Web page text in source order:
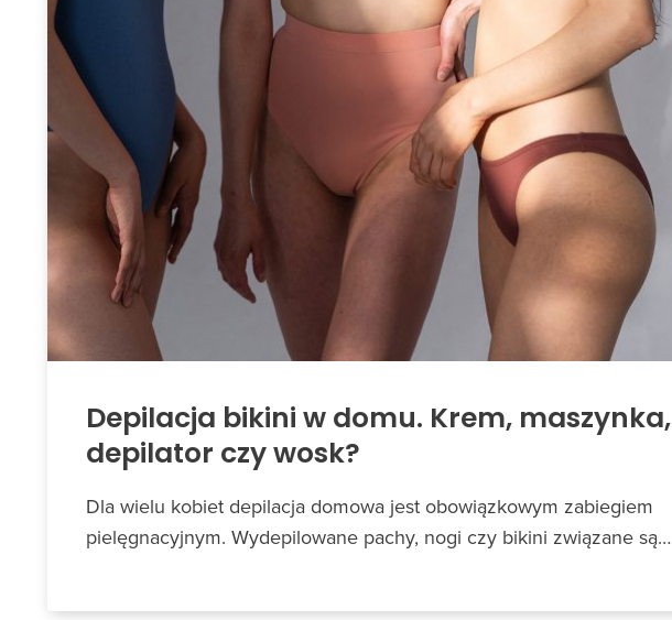
Depilacja bikini w domu. Krem, maszynka,
depilator czy wosk?
Dla wielu kobiet depilacja domowa jest obowiązkowym zabiegiem
pielęgnacyjnym. Wydepilowane pachy, nogi czy bikini związane są…